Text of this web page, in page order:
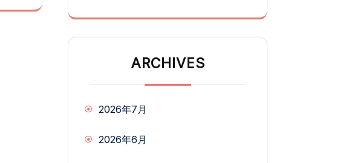
ARCHIVES
2026年7月
2026年6月